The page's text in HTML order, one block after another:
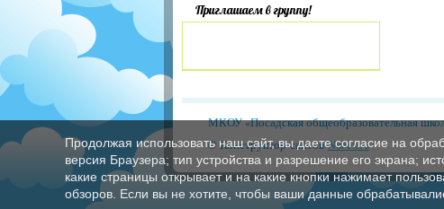
Приглашаем в группу!
МКОУ «Посадская общеобразовательная
© Конструктор сайтовNubex.ru
Продолжая использовать наш сайт, вы даете согласие на
версия Браузера; тип устройства и разрешение его экрана;
какие страницы открывает и на какие кнопки нажимает
обзоров. Если вы не хотите, чтобы ваши данные